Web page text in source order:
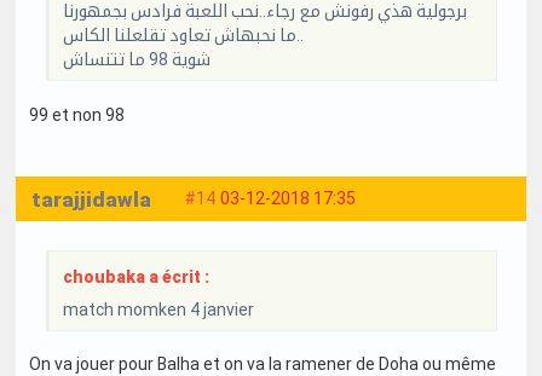
برجولية هذي رفونش مع رجاء..نحب اللعبة فرادس بجمهورنا
شوية 98 ما تتنساش
99 et non 98
#14 03-12-2018 17:35
tarajjidawla
choubaka a écrit :
match momken 4 janvier
On va jouer pour Balha et on va la ramener de Doha ou même